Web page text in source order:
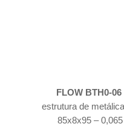
FLOW BTH0-06
estrutura de
85x8x95 –